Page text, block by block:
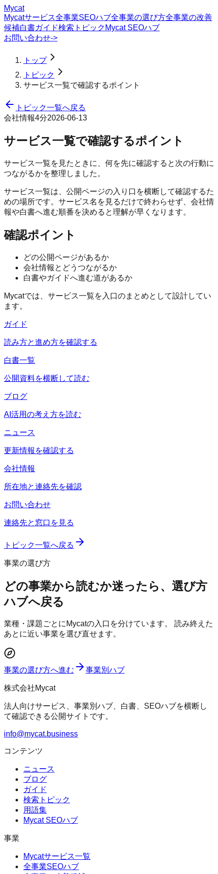
Mycat
Mycatサービス全事業SEOハブ全事業の選び方全事業の改善
候補白書ガイド検索トピック Mycat SEOハブ
お問い合わせ->
トップ
トピック
サービス一覧で確認するポイント
トピック一覧へ戻る
会社情報4分2026-06-13
サービス一覧で確認するポイント
サービス一覧を見たときに、何を先に確認すると次の行動に
つながるかを整理しました。
サービス一覧は、公開ページの入り口を横断して確認するた
めの場所です。サービス名を見るだけで終わらせず、会社情
報や白書へ進む順番を決めると理解が早くなります。
確認ポイント
どの公開ページがあるか
会社情報とどうつながるか
白書やガイドへ進む道があるか
Mycatでは、サービス一覧を入口のまとめとして設計してい
ます。
ガイド
読み方と進め方を確認する
白書一覧
公開資料を横断して読む
ブログ
AI活用の考え方を読む
ニュース
更新情報を確認する
会社情報
所在地と連絡先を確認
お問い合わせ
連絡先と窓口を見る
トピック一覧へ戻る
事業の選び方
どの事業から読むか迷ったら、選び方
ハブへ戻る
業種・課題ごとにMycatの入口を分けています。 読み終えた
あとに近い事業を選び直せます。
事業の選び方へ進む 事業別ハブ
株式会社Mycat
法人向けサービス、事業別ハブ、白書、SEOハブを横断し
て確認できる公開サイトです。
info@mycat.business
コンテンツ
ニュース
ブログ
ガイド
検索トピック
用語集
Mycat SEOハブ
事業
Mycatサービス一覧
全事業SEOハブ